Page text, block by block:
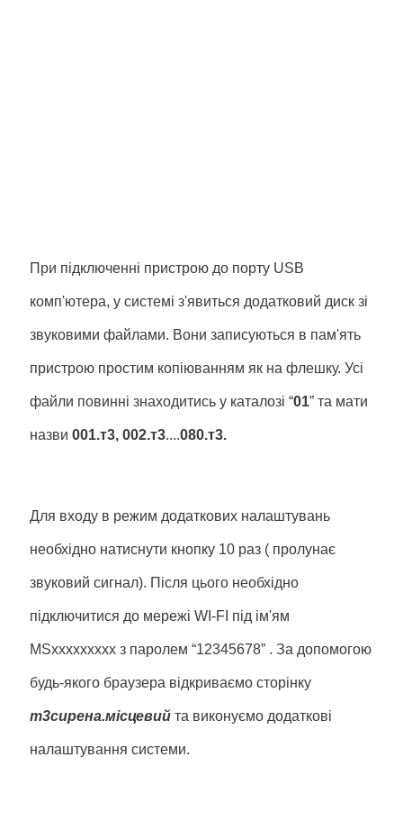
При підключенні пристрою до порту USB
комп'ютера, у системі з'явиться додатковий диск зі
звуковими файлами. Вони записуються в пам'ять
пристрою простим копіюванням як на флешку. Усі
файли повинні знаходитись у каталозі “01” та мати
назви 001.т3, 002.т3....080.т3.
Для входу в режим додаткових налаштувань
необхідно натиснути кнопку 10 раз ( пролунає
звуковий сигнал). Після цього необхідно
підключитися до мережі WI-FI під ім'ям
MSxxxxxxxxx з паролем “12345678” . За допомогою
будь-якого браузера відкриваємо сторінку
т3сирена.місцевийта виконуємо додаткові
налаштування системи.